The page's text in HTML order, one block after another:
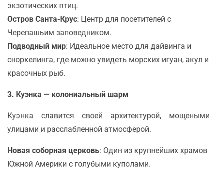
экзотических птиц.
Остров Санта-Крус: Центр для посетителей с
Черепашьим заповедником.
Подводный мир: Идеальное место для дайвинга и
сноркелинга, где можно увидеть морских игуан, акул и
красочных рыб.
3. Куэнка — колониальный шарм
Куэнка славится своей архитектурой, мощеными
улицами и расслабленной атмосферой.
Новая соборная церковь: Один из крупнейших храмов
Южной Америки с голубыми куполами.